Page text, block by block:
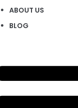
ABOUT US
BLOG